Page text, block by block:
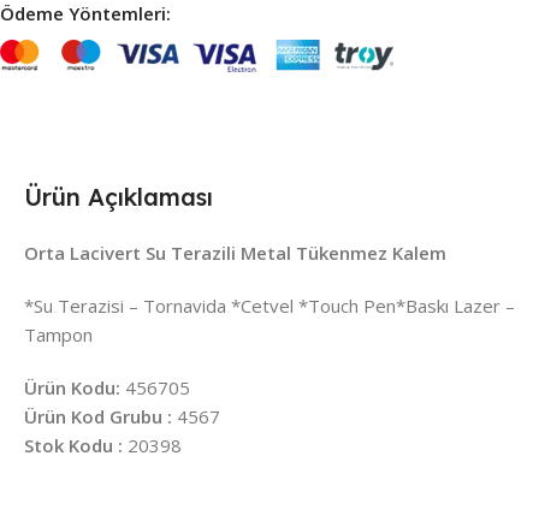
Ödeme Yöntemleri:
Ürün Açıklaması
Orta Lacivert Su Terazili Metal Tükenmez Kalem
*Su Terazisi – Tornavida *Cetvel *Touch Pen*Baskı Lazer –
Tampon
Ürün Kodu: 456705
Ürün Kod Grubu : 4567
Stok Kodu : 20398